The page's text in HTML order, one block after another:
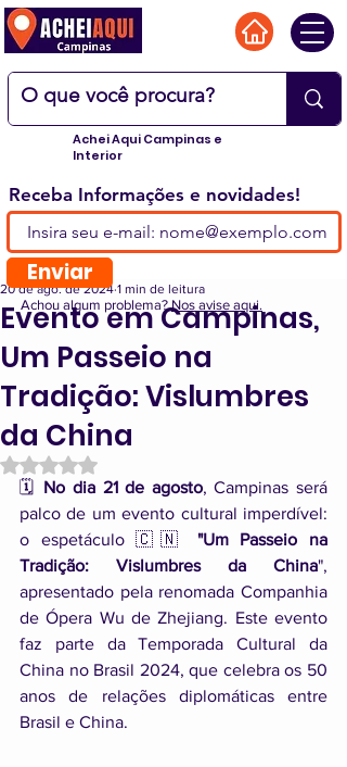
Achei Aqui Campinas e
Interior
Evento em Campinas,
Um Passeio na
Tradição: Vislumbres
da China
20 de ago. de 2024 1 min de leitura
Avaliado com NaN de 5 estrelas.
🗓️ No dia 21 de agosto, Campinas será
palco de um evento cultural imperdível:
o espetáculo 🇨🇳 "Um Passeio na
Tradição: Vislumbres da China",
apresentado pela renomada Companhia
de Ópera Wu de Zhejiang. Este evento
faz parte da Temporada Cultural da
China no Brasil 2024, que celebra os 50
anos de relações diplomáticas entre
Brasil e China.
Receba Informações e novidades!
Enviar
Achou algum problema?Nos avise aqui.